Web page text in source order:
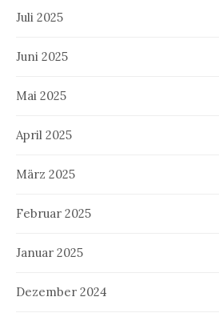
Juli 2025
Juni 2025
Mai 2025
April 2025
März 2025
Februar 2025
Januar 2025
Dezember 2024